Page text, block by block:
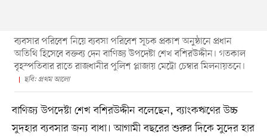
ব্যবসার পরিবেশ নিয়ে ব্যবসা পরিবেশ সূচক প্রকাশ অনুষ্ঠানে প্রধান
অতিথি হিসেবে বক্তব্য দেন বাণিজ্য উপদেষ্টা শেখ বশিরউদ্দীন। গতকাল
বৃহস্পতিবার রাতে রাজধানীর পুলিশ প্লাজায় মেট্রো চেম্বার মিলনায়তনে।
ছবি: প্রথম আলো
বাণিজ্য উপদেষ্টা শেখ বশিরউদ্দীন বলেছেন, ব্যাংকঋণের উচ্চ
সুদহার ব্যবসার জন্য বাধা। আগামী বছরের শুরুর দিকে সুদের হার